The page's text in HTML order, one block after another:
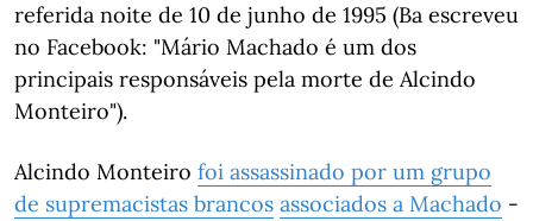
referida noite de 10 de junho de 1995 (Ba escreveu
no Facebook: "Mário Machado é um dos
principais responsáveis pela morte de Alcindo
Monteiro").
Alcindo Monteiro foi assassinado por um grupo
de supremacistas brancos associados a Machado -